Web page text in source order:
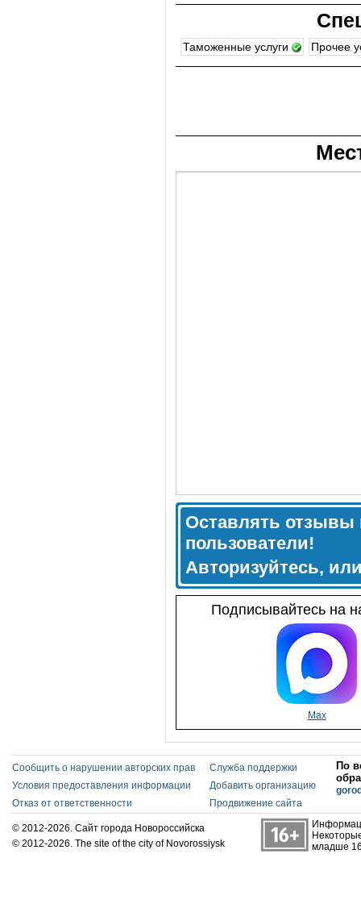
Таможенные услуги Прочее
Оставлять отзывы
пользователи!
Авторизуйтесь,
Подписывайтесь на
Max
Сообщить о нарушении авторских прав
Условия предоставления информации
Отказ от ответственности
Служба поддержки
Добавить организацию
Продвижение сайта
По
© 2012-2026. Сайт города Новороссийска
© 2012-2026. The site of the city of Novorossiysk
младше